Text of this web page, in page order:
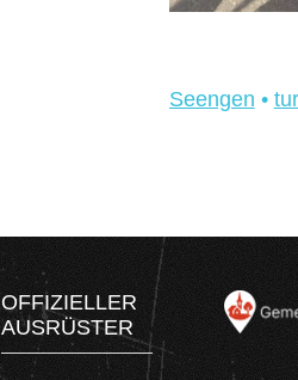
Seengen •
OFFIZIELLER
AUSRÜSTER